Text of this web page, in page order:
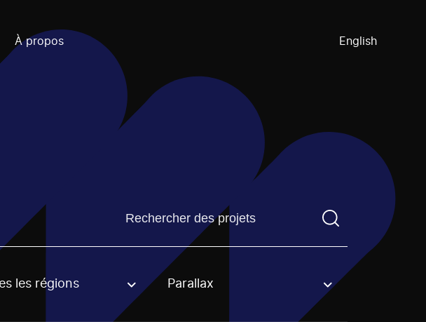
À propos English
Trouvez un projetVous devez saisir un terme de
when selecting an option.
les régions Parallax